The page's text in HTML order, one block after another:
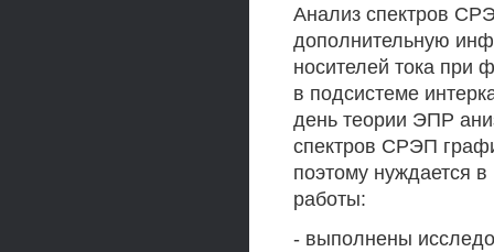
Анализ спектров
дополнительную
носителей тока при
в подсистеме
день теории ЭПР
спектров СРЭП
поэтому нуждается
работы:
- выполнены